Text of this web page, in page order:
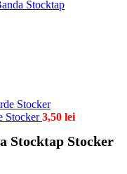
Stocker3,50 lei
Stocktap Stocker